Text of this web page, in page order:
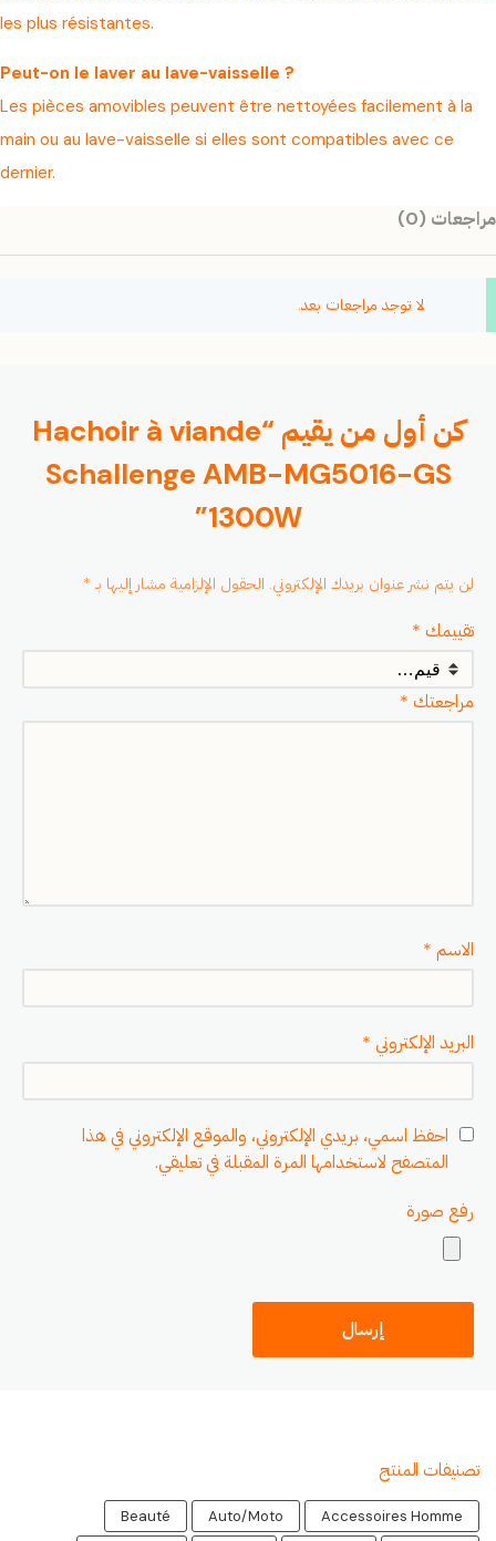
les plus résistantes.
Peut-on le laver au lave-vaisselle ?
Les pièces amovibles peuvent être nettoyées facilement à la
main ou au lave-vaisselle si elles sont compatibles avec ce
dernier.
مراجعات (0)
لا توجد مراجعات بعد.
كن أول من يقيم “Hachoir à viande
Schallenge AMB-MG5016-GS
1300W”
لن يتم نشر عنوان بريدك الإلكتروني. الحقول الإلزامية مشار إليها بـ *
تقييمك *
مراجعتك *
الاسم *
البريد الإلكتروني *
احفظ اسمي، بريدي الإلكتروني، والموقع الإلكتروني في هذا
المتصفح لاستخدامها المرة المقبلة في تعليقي.
رفع صورة
تصنيفات المنتج
Accessoires Homme
Auto/Moto
Beauté